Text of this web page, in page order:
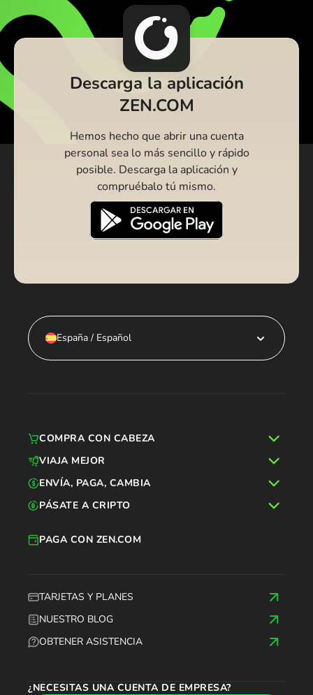
Descarga la aplicación
ZEN.COM
Hemos hecho que abrir una cuenta
personal sea lo más sencillo y rápido
posible. Descarga la aplicación y
compruébalo tú mismo.
España / Español
TARJETAS Y PLANES
NUESTRO BLOG
OBTENER ASISTENCIA
PAGA CON ZEN.COM
¿NECESITAS UNA CUENTA DE EMPRESA?
COMPRA CON CABEZA
VIAJA MEJOR
ENVÍA, PAGA, CAMBIA
PÁSATE A CRIPTO